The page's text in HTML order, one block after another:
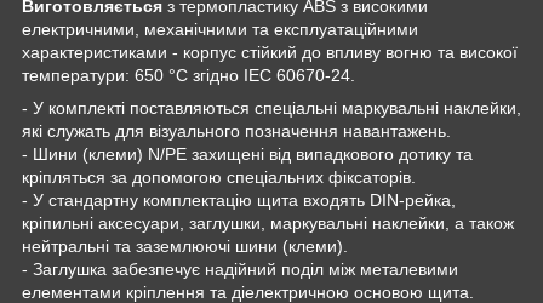
Виготовляється з термопластику ABS з високими
електричними, механічними та експлуатаційними
характеристиками - корпус стійкий до впливу вогню та високої
температури: 650 °С згідно IEC 60670-24.
- У комплекті поставляються спеціальні маркувальні наклейки,
які служать для візуального позначення навантажень.
- Шини (клеми) N/PE захищені від випадкового дотику та
кріпляться за допомогою спеціальних фіксаторів.
- У стандартну комплектацію щита входять DIN-рейка,
кріпильні аксесуари, заглушки, маркувальні наклейки, а також
нейтральні та заземлюючі шини (клеми).
- Заглушка забезпечує надійний поділ між металевими
елементами кріплення та діелектричною основою щита.